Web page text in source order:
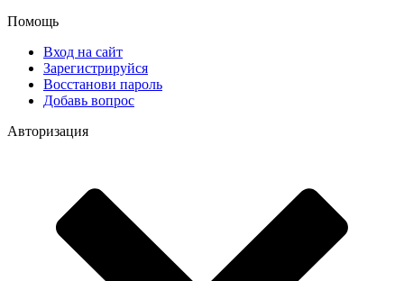
Помощь
Вход на сайт
Зарегистрируйся
Восстанови пароль
Добавь вопрос
Авторизация